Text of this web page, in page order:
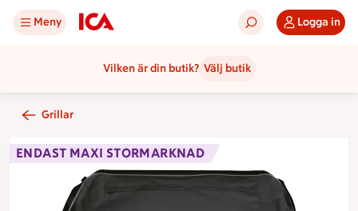
Meny Logga in
Vilken är din butik? Välj butik
Grillar
ENDAST MAXI STORMARKNAD